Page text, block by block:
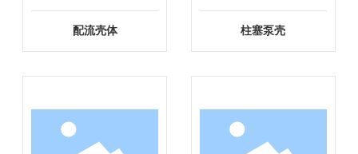
配流壳体 柱塞泵壳